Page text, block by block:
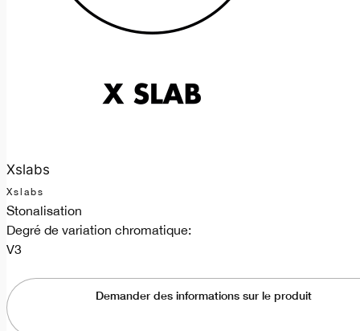
Xslabs
Xslabs
Stonalisation
Degré de variation chromatique:
V3
Demander des informations sur le produit